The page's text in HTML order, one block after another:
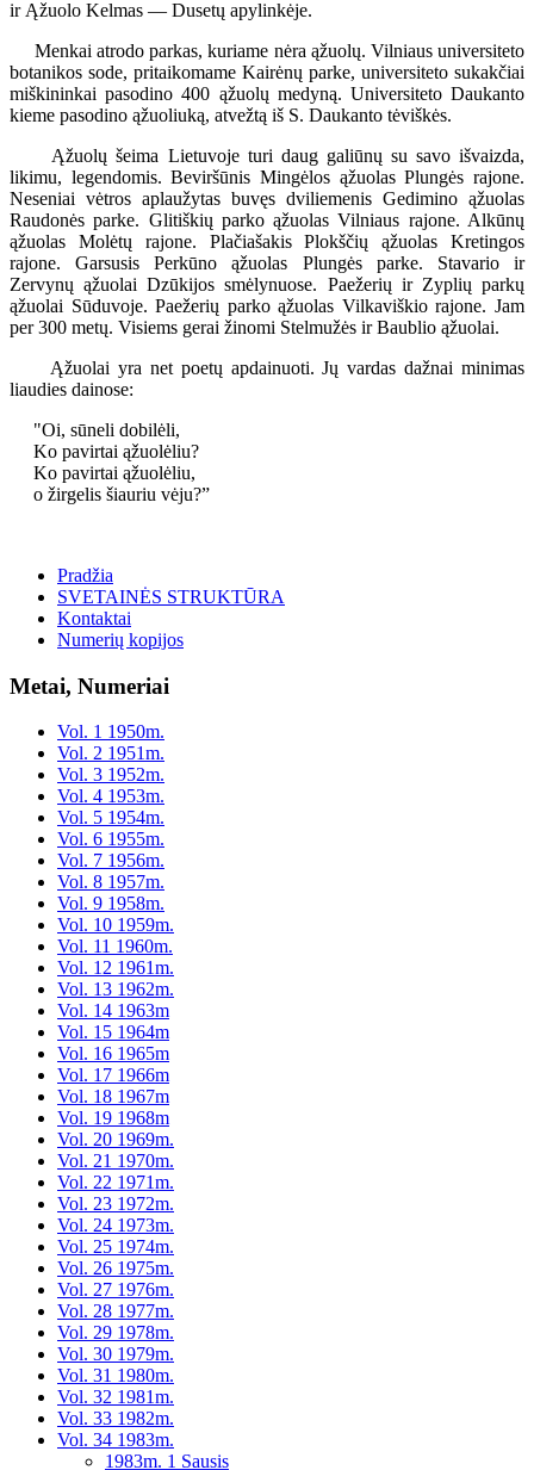
ir Ąžuolo Kelmas — Dusetų apylinkėje.
Menkai atrodo parkas, kuriame nėra ąžuolų. Vilniaus universiteto
botanikos sode, pritaikomame Kairėnų parke, universiteto sukakčiai
miškininkai pasodino 400 ąžuolų medyną. Universiteto Daukanto
kieme pasodino ąžuoliuką, atvežtą iš S. Daukanto tėviškės.
Ąžuolų šeima Lietuvoje turi daug galiūnų su savo išvaizda,
likimu, legendomis. Beviršūnis Mingėlos ąžuolas Plungės rajone.
Neseniai vėtros aplaužytas buvęs dviliemenis Gedimino ąžuolas
Raudonės parke. Glitiškių parko ąžuolas Vilniaus rajone. Alkūnų
ąžuolas Molėtų rajone. Plačiašakis Plokščių ąžuolas Kretingos
rajone. Garsusis Perkūno ąžuolas Plungės parke. Stavario ir
Zervynų ąžuolai Dzūkijos smėlynuose. Paežerių ir Zyplių parkų
ąžuolai Sūduvoje. Paežerių parko ąžuolas Vilkaviškio rajone. Jam
per 300 metų. Visiems gerai žinomi Stelmužės ir Baublio ąžuolai.
Ąžuolai yra net poetų apdainuoti. Jų vardas dažnai minimas
liaudies dainose:
"Oi, sūneli dobilėli,
Ko pavirtai ąžuolėliu?
Ko pavirtai ąžuolėliu,
o žirgelis šiauriu vėju?”
Pradžia
SVETAINĖS STRUKTŪRA
Kontaktai
Numerių kopijos
Metai, Numeriai
Vol. 1 1950m.
Vol. 2 1951m.
Vol. 3 1952m.
Vol. 4 1953m.
Vol. 5 1954m.
Vol. 6 1955m.
Vol. 7 1956m.
Vol. 8 1957m.
Vol. 9 1958m.
Vol. 10 1959m.
Vol. 11 1960m.
Vol. 12 1961m.
Vol. 13 1962m.
Vol. 14 1963m
Vol. 15 1964m
Vol. 16 1965m
Vol. 17 1966m
Vol. 18 1967m
Vol. 19 1968m
Vol. 20 1969m.
Vol. 21 1970m.
Vol. 22 1971m.
Vol. 23 1972m.
Vol. 24 1973m.
Vol. 25 1974m.
Vol. 26 1975m.
Vol. 27 1976m.
Vol. 28 1977m.
Vol. 29 1978m.
Vol. 30 1979m.
Vol. 31 1980m.
Vol. 32 1981m.
Vol. 33 1982m.
Vol. 34 1983m.
1983m. 1 Sausis